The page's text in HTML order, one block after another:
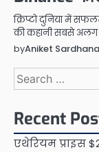
क्रिप्टो दुनिया में
की कहानी सबसे अलग
byAniket Sardhana
Search
for:
Recent
एथेरियम प्राइस